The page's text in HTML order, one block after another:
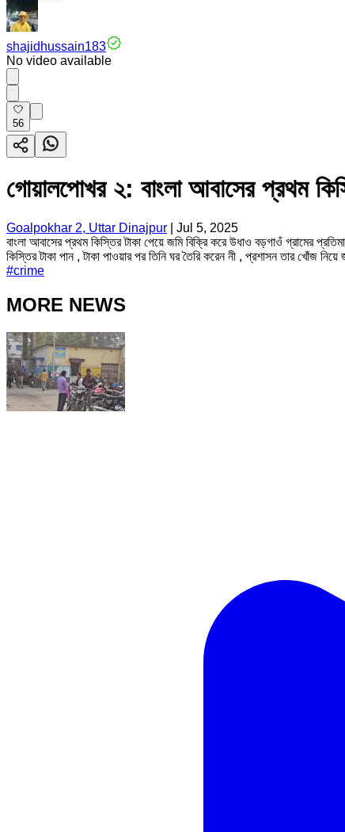
shajidhussain183
No video available
56
গোয়ালপোখর ২: বাংলা আবাসের প্রথম
Goalpokhar 2, Uttar Dinajpur
Jul 5, 2025
বাংলা আবাসের প্রথম কিস্তির টাকা পেয়ে জমি বিক্রি করে উধাও বড়গাওঁ গ্রামের
কিস্তির টাকা পান , টাকা পাওয়ার পর তিনি ঘর তৈরি করেন নী , প্রশাসন তার খোঁজ
#crime
MORE NEWS